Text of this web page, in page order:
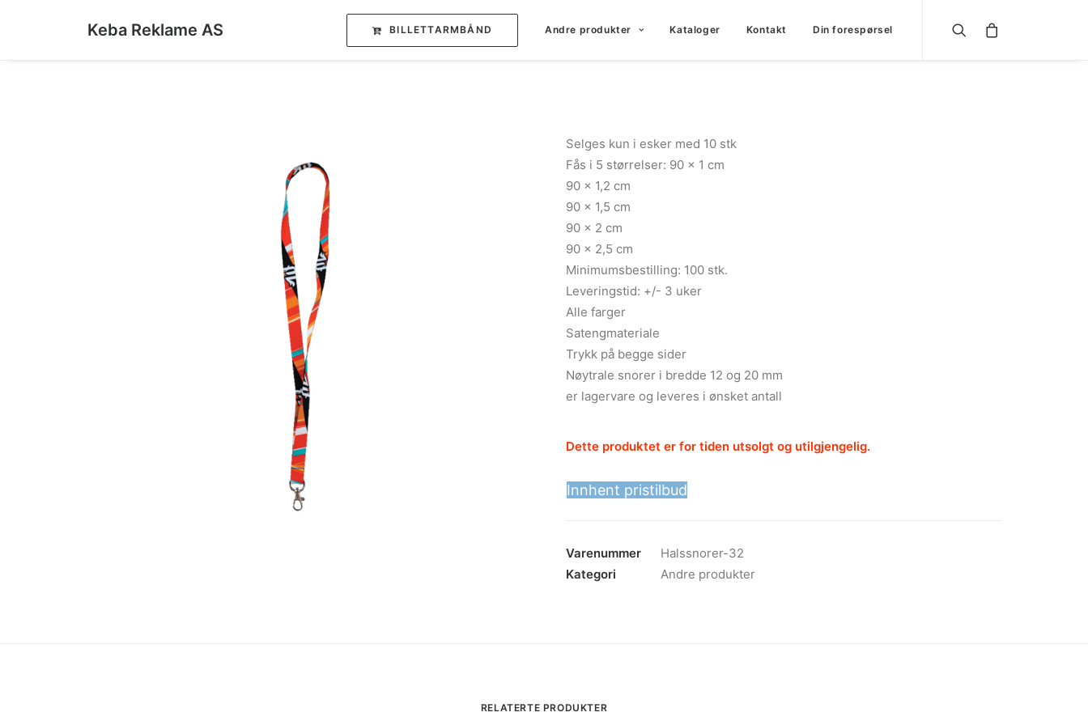
Keba Reklame AS BILLETTARMBÅND Andre produkter Kataloger Kontakt Din forespørsel
Selges kun i esker med 10 stk
Fås i 5 størrelser: 90 x 1 cm
90 x 1,2 cm
90 x 1,5 cm
90 x 2 cm
90 x 2,5 cm
Minimumsbestilling: 100 stk.
Leveringstid: +/- 3 uker
Alle farger
Satengmateriale
Trykk på begge sider
Nøytrale snorer i bredde 12 og 20 mm
er lagervare og leveres i ønsket antall
Dette produktet er for tiden utsolgt og utilgjengelig.
Innhent pristilbud
Varenummer
Halssnorer-32
Kategori
Andre produkter
RELATERTE PRODUKTER